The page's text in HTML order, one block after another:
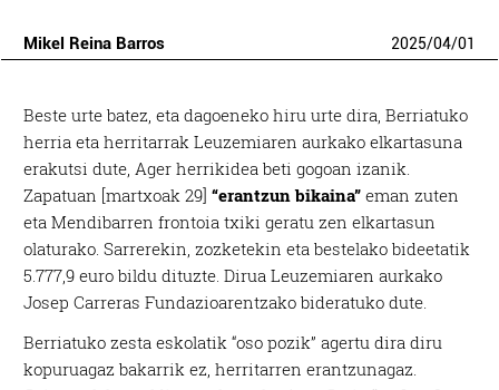
Mikel Reina Barros 2025/04/01
Beste urte batez, eta dagoeneko hiru urte dira, Berriatuko
herria eta herritarrak Leuzemiaren aurkako elkartasuna
erakutsi dute, Ager herrikidea beti gogoan izanik.
Zapatuan [martxoak 29]“erantzun bikaina” eman zuten
eta Mendibarren frontoia txiki geratu zen elkartasun
olaturako. Sarrerekin, zozketekin eta bestelako bideetatik
5.777,9 euro bildu dituzte. Dirua Leuzemiaren aurkako
Josep Carreras Fundazioarentzako bideratuko dute.
Berriatuko zesta eskolatik “oso pozik” agertu dira diru
kopuruagaz bakarrik ez, herritarren erantzunagaz.